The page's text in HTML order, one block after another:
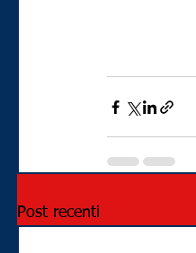
Post recenti